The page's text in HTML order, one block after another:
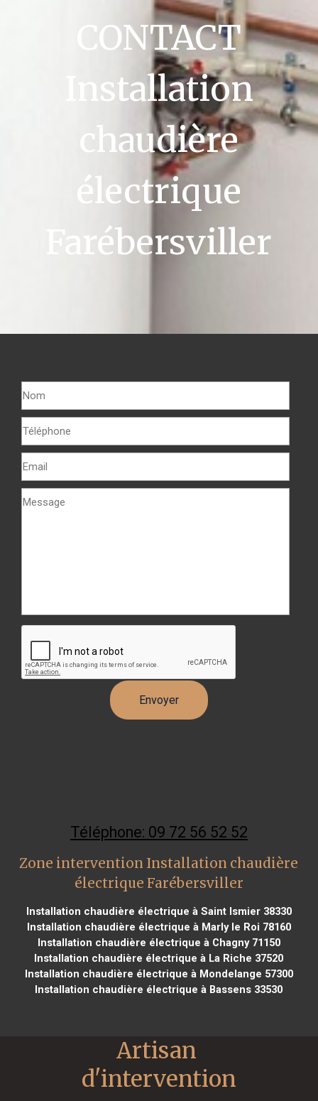
CONTACT
Installation
chaudière
électrique
Farébersviller
Téléphone: 09 72 56 52 52
Zone intervention Installation chaudière
électrique Farébersviller
Installation chaudière électrique à Saint Ismier 38330
Installation chaudière électrique à Marly le Roi 78160
Installation chaudière électrique à Chagny 71150
Installation chaudière électrique à La Riche 37520
Installation chaudière électrique à Mondelange 57300
Installation chaudière électrique à Bassens 33530
Artisan
d'intervention